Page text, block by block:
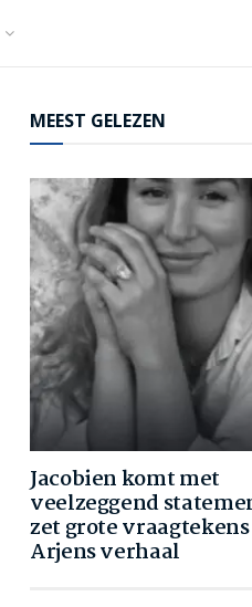
MEEST GELEZEN
Jacobien komt met
veelzeggend
zet grote
Arjens verhaal